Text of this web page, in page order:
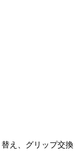
え、グリップ交換